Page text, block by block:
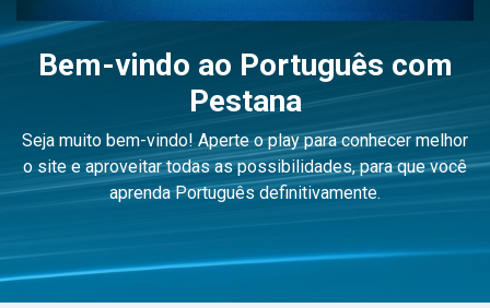
Bem-vindo ao Português com
Pestana
Seja muito bem-vindo! Aperte o play para conhecer melhor
o site e aproveitar todas as possibilidades, para que você
aprenda Português definitivamente.